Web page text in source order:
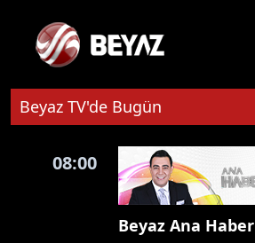
Beyaz TV'de Bugün
08:00
Beyaz Ana Haber